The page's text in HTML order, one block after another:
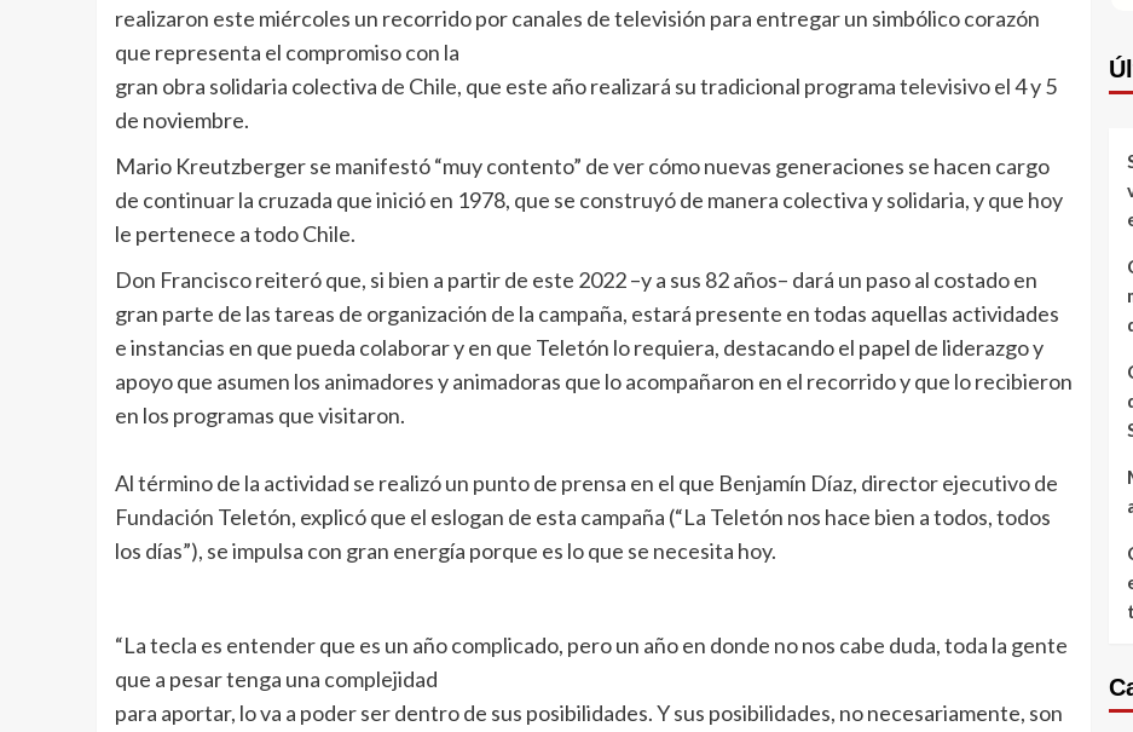
realizaron este miércoles un recorrido por canales de televisión para entregar un simbólico corazón
que representa el compromiso con la
gran obra solidaria colectiva de Chile, que este año realizará su tradicional programa televisivo el 4 y 5
de noviembre.
Mario Kreutzberger se manifestó “muy contento” de ver cómo nuevas generaciones se hacen cargo
de continuar la cruzada que inició en 1978, que se construyó de manera colectiva y solidaria, y que hoy
le pertenece a todo Chile.
Don Francisco reiteró que, si bien a partir de este 2022 –y a sus 82 años– dará un paso al costado en
gran parte de las tareas de organización de la campaña, estará presente en todas aquellas actividades
e instancias en que pueda colaborar y en que Teletón lo requiera, destacando el papel de liderazgo y
apoyo que asumen los animadores y animadoras que lo acompañaron en el recorrido y que lo recibieron
en los programas que visitaron.
Al término de la actividad se realizó un punto de prensa en el que Benjamín Díaz, director ejecutivo de
Fundación Teletón, explicó que el eslogan de esta campaña (“La Teletón nos hace bien a todos, todos
los días”), se impulsa con gran energía porque es lo que se necesita hoy.
“La tecla es entender que es un año complicado, pero un año en donde no nos cabe duda, toda la gente
que a pesar tenga una complejidad
para aportar, lo va a poder ser dentro de sus posibilidades. Y sus posibilidades, no necesariamente, son